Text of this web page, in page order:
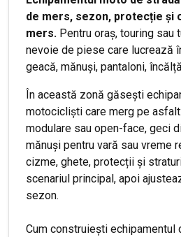
de mers, sezon, protecție și
mers. Pentru oraș, touring sau
nevoie de piese care lucrează
geacă, mănuși, pantaloni,
În această zonă găsești
motocicliști care merg pe
modulare sau open-face, geci
mănuși pentru vară sau vreme
cizme, ghete, protecții și
scenariul principal, apoi
sezon.
Cum construiești echipamentul